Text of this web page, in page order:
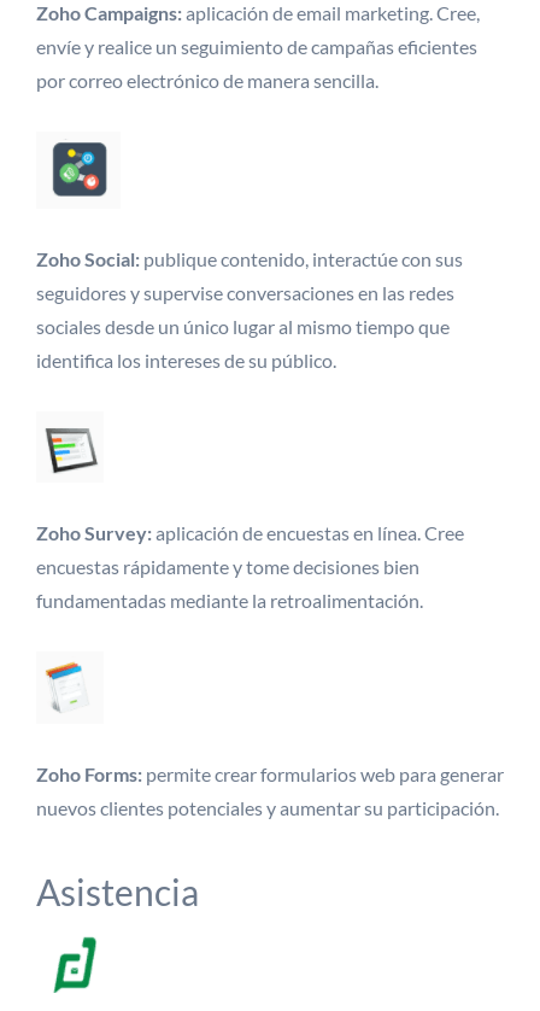
Zoho Campaigns:aplicación de email marketing. Cree,
envíe y realice un seguimiento de campañas eficientes
por correo electrónico de manera sencilla.
Zoho Social: publique contenido, interactúe con sus
seguidores y supervise conversaciones en las redes
sociales desde un único lugar al mismo tiempo que
identifica los intereses de su público.
Zoho Survey:aplicación de encuestas en línea. Cree
encuestas rápidamente y tome decisiones bien
fundamentadas mediante la retroalimentación.
Zoho Forms: permite crear formularios web para generar
nuevos clientes potenciales y aumentar su participación.
Asistencia